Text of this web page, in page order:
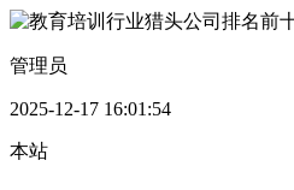
管理员
2025-12-17 16:01:54
本站